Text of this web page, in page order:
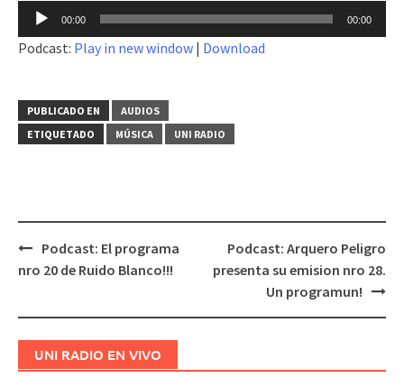
Reproductor
audio
00:00 00:00
Podcast: Play in new window | Download
PUBLICADO EN
AUDIOS
ETIQUETADO
MÚSICA UNI RADIO
Navegación
Podcast: El programa
nro 20 de Ruido Blanco!!!
Podcast: Arquero Peligro
presenta su emision nro 28.
Un programun!
UNI RADIO EN VIVO